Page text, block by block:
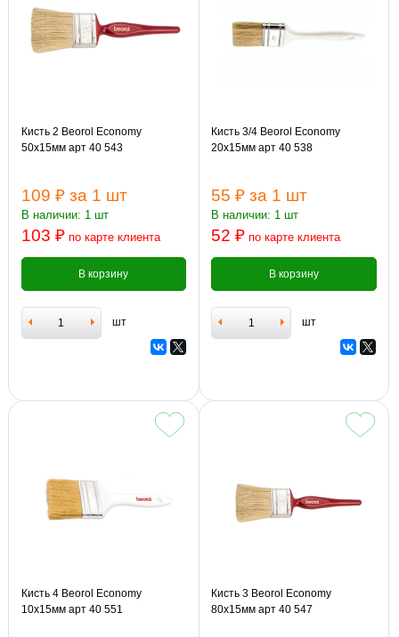
Кисть 2 Beorol Economy
50х15мм арт 40 543
109 ₽ за 1 шт
В наличии: 1 шт
103 ₽ по карте клиента
В корзину
шт
Кисть 3/4 Beorol Economy
20х15мм арт 40 538
55 ₽ за 1 шт
В наличии: 1 шт
52 ₽ по карте клиента
В корзину
шт
Кисть 4 Beorol Economy
10х15мм арт 40 551
Кисть 3 Beorol Economy
80х15мм арт 40 547